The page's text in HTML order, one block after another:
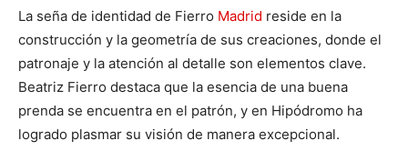
La seña de identidad de Fierro Madrid reside en la
construcción y la geometría de sus creaciones, donde el
patronaje y la atención al detalle son elementos clave.
Beatriz Fierro destaca que la esencia de una buena
prenda se encuentra en el patrón, y en Hipódromo ha
logrado plasmar su visión de manera excepcional.